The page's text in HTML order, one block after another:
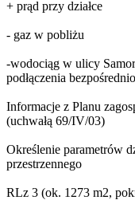
+ prąd przy działce
- gaz w pobliżu
-wodociąg w ulicy
podłączenia
Informacje z Planu
(uchwałą 69/IV/03)
Określenie parametrów
przestrzennego
RLz 3 (ok. 1273 m2,